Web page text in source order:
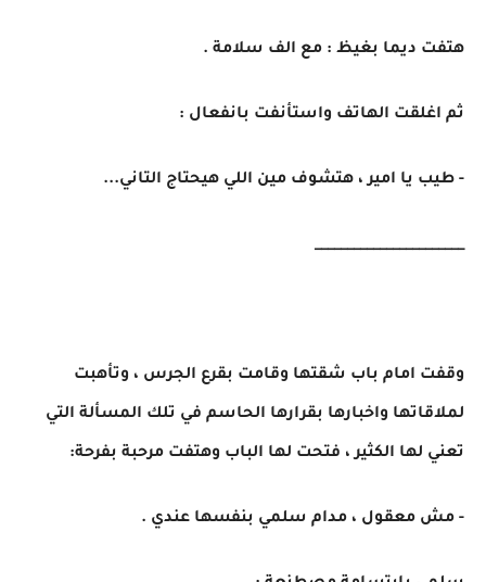
هتفت ديما بغيظ : مع الف سلامة .
ثم اغلقت الهاتف واستأنفت بانفعال :
- طيب يا امير ، هتشوف مين اللي هيحتاج التاني...
_______________________
وقفت امام باب شقتها وقامت بقرع الجرس ، وتأهبت
لملاقاتها واخبارها بقرارها الحاسم في تلك المسألة التي
تعني لها الكثير ، فتحت لها الباب وهتفت مرحبة بفرحة:
- مش معقول ، مدام سلمي بنفسها عندي .